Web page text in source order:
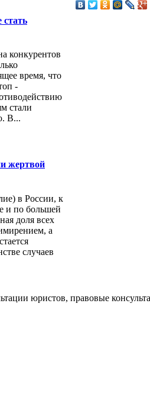
конкурентов
время, что
-
стали
В...
жертвой
в России, к
и по большей
доля всех
а
случаев
юристов, правовые